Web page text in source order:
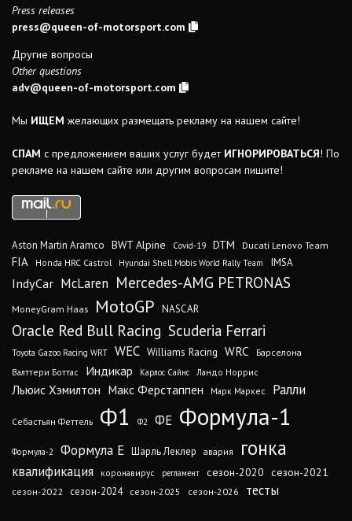
Press releases
press@queen-of-motorsport.com
Другие вопросы
Other questions
adv@queen-of-motorsport.com
Мы ИЩЕМ желающих размещать рекламу на нашем сайте!
СПАМ с предложением ваших услуг будет ИГНОРИРОВАТЬСЯ! По
рекламе на нашем сайте или другим вопросам пишите!
Aston Martin Aramco BWT Alpine Covid-19 DTM Ducati Lenovo Team
FIA Honda HRC Castrol Hyundai Shell Mobis World Rally Team IMSA
IndyCar McLaren Mercedes-AMG PETRONAS
MoneyGram Haas MotoGP NASCAR
Oracle Red Bull Racing Scuderia Ferrari
Toyota Gazoo Racing WRT WEC Williams Racing WRC
Барселона
Валттери Боттас
Индикар Карлос Сайнс Ландо Норрис
Льюис Хэмилтон Макс Ферстаппен Марк Маркес Ралли
Себастьян Феттель Ф1 Ф2 ФЕ Формула-1
Формула-2 Формула Е Шарль Леклер авария гонка
квалификация коронавирус регламент сезон-2020 сезон-2021
сезон-2022 сезон-2024 сезон-2025 сезон-2026 тесты